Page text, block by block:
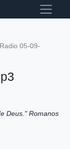
05-09-
Deus."Romanos